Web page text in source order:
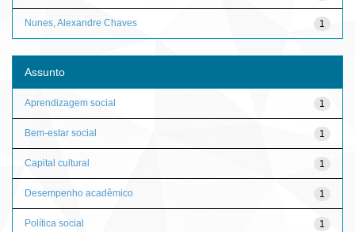
1
Nunes, Alexandre Chaves
Assunto
1
Aprendizagem social
1
Bem-estar social
1
Capital cultural
1
Desempenho acadêmico
1
Política social